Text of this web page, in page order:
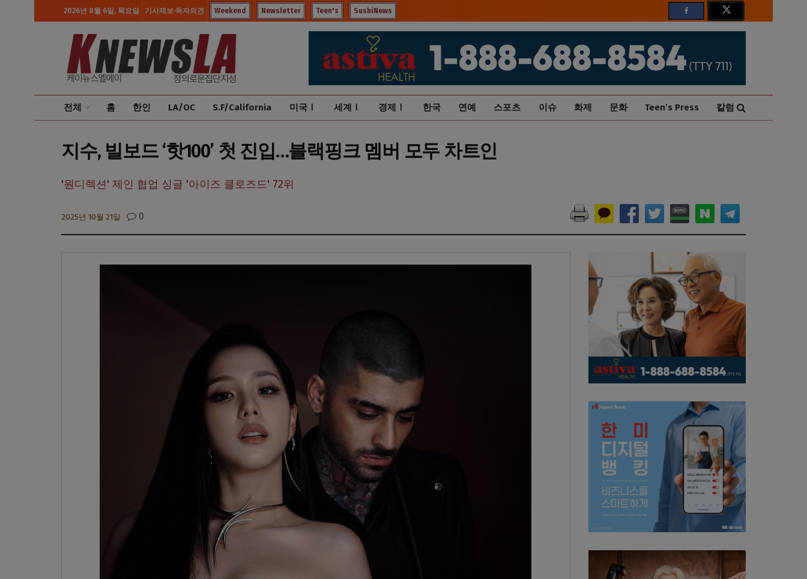
2026년 8월 6일, 목요일 기사제보·독자의견 Weekend Newsletter Teen's SushiNews
전체 홈 한인 LA/OC S.F/California 미국Ⅰ 세계Ⅰ 경제Ⅰ 한국 연예 스포츠 이슈 화제 문화 Teen’s Press 칼럼
지수, 빌보드 ‘핫100’ 첫 진입…블랙핑크 멤버 모두 차트인
'원디렉션' 제인 협업 싱글 '아이즈 클로즈드' 72위
2025년 10월 21일 0